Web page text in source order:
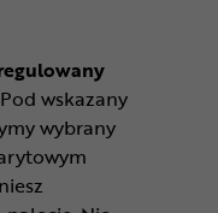
Pod wskazany
wybrany